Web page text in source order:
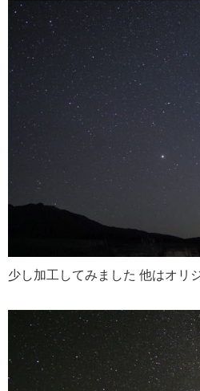
少し加工してみました 他はオリ